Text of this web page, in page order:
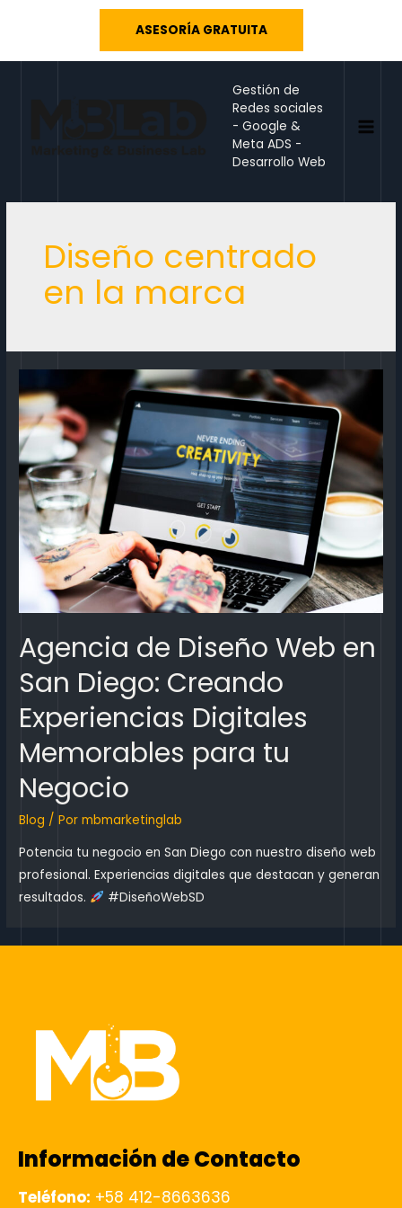
ASESORÍA GRATUITA
Gestión de
Redes sociales
- Google &
Meta ADS -
Desarrollo Web
Diseño centrado
en la marca
Agencia de Diseño Web en
San Diego: Creando
Experiencias Digitales
Memorables para tu
Negocio
Blog / Pormbmarketinglab
Potencia tu negocio en San Diego con nuestro diseño web
profesional. Experiencias digitales que destacan y generan
resultados.
#DiseñoWebSD
Información de Contacto
Teléfono: +58 412-8663636